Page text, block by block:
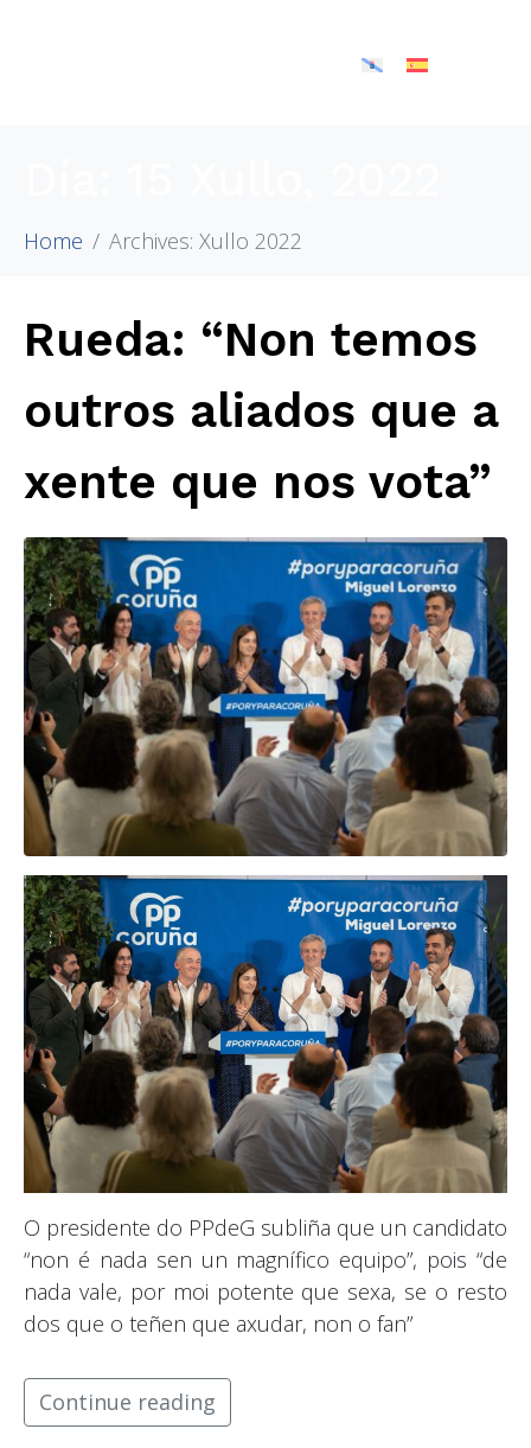
Home Archives: Xullo 2022
Rueda: “Non temos
outros aliados que a
xente que nos vota”
O presidente do PPdeG subliña que un candidato
“non é nada sen un magnífico equipo”, pois “de
nada vale, por moi potente que sexa, se o resto
dos que o teñen que axudar, non o fan”
Continue reading